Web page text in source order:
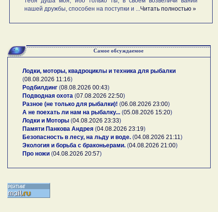
нашей дружбы, способен на поступки и ... Читать полностью »
Самое обсуждаемое
Лодки, моторы, квадроциклы и техника для рыбалки
(08.08.2026 11:16)
Родбилдинг (08.08.2026 00:43)
Подводная охота (07.08.2026 22:50)
Разное (не только для рыбалки)! (06.08.2026 23:00)
А не поехать ли нам на рыбалку... (05.08.2026 15:20)
Лодки и Моторы (04.08.2026 23:33)
Памяти Панкова Андрея (04.08.2026 23:19)
Безопасность в лесу, на льду и воде. (04.08.2026 21:11 )
Экология и борьба с браконьерами. (04.08.2026 21:00)
Про ножи (04.08.2026 20:57)